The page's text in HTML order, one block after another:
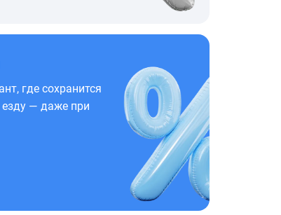
где сохранится
— даже при